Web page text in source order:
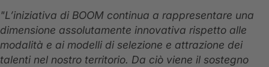
"L’iniziativa di BOOM continua a rappresentare una
dimensione assolutamente innovativa rispetto alle
modalità e ai modelli di selezione e attrazione dei
talenti nel nostro territorio. Da ciò viene il sostegno